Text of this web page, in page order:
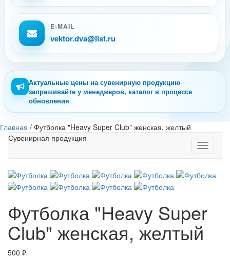
E-MAIL
vektor.dva@list.ru
Актуальные цены на сувенирную продукцию
запрашивайте у менеджеров, каталог в процессе
обновления
Главная / Футболка "Heavy Super Club" женская, желтый
Toggle
Сувенирная продукция
Футболка "Heavy Super
Club" женская, желтый
500 ₽